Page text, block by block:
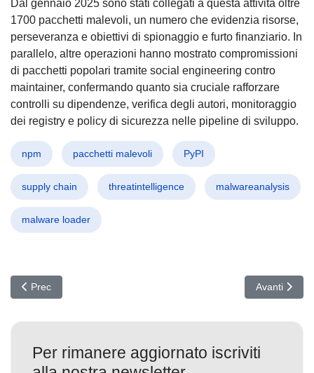
Dal gennaio 2025 sono stati collegati a questa attività oltre
1700 pacchetti malevoli, un numero che evidenzia risorse,
perseveranza e obiettivi di spionaggio e furto finanziario. In
parallelo, altre operazioni hanno mostrato compromissioni
di pacchetti popolari tramite social engineering contro
maintainer, confermando quanto sia cruciale rafforzare
controlli su dipendenze, verifica degli autori, monitoraggio
dei registry e policy di sicurezza nelle pipeline di sviluppo.
npm pacchetti malevoli PyPI
supply chain threatintelligence malwareanalysis
malware loader
Articolo precedente: Spear Phishing a Taiwan: LucidRook
Prec Articolo
Avanti
Per rimanere aggiornato iscriviti